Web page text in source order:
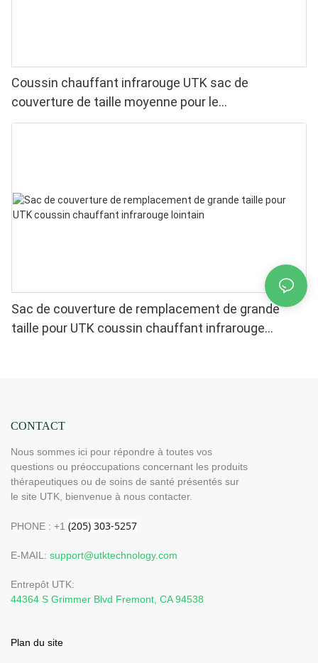
Coussin chauffant infrarouge UTK sac de
couverture de taille moyenne pour le
remplacement21 ”x 31”
Sac de couverture de remplacement de grande
taille pour UTK coussin chauffant infrarouge
CONTACT
Nous sommes ici pour répondre à toutes vos
questions ou préoccupations concernant les produits
thérapeutiques ou de soins de santé présentés sur
le site UTK, bienvenue à nous contacter.
PHONE : +1
E-MAIL: support@utktechnology.com
Entrepôt UTK:
44364 S Grimmer Blvd Fremont, CA 94538
Plan du site